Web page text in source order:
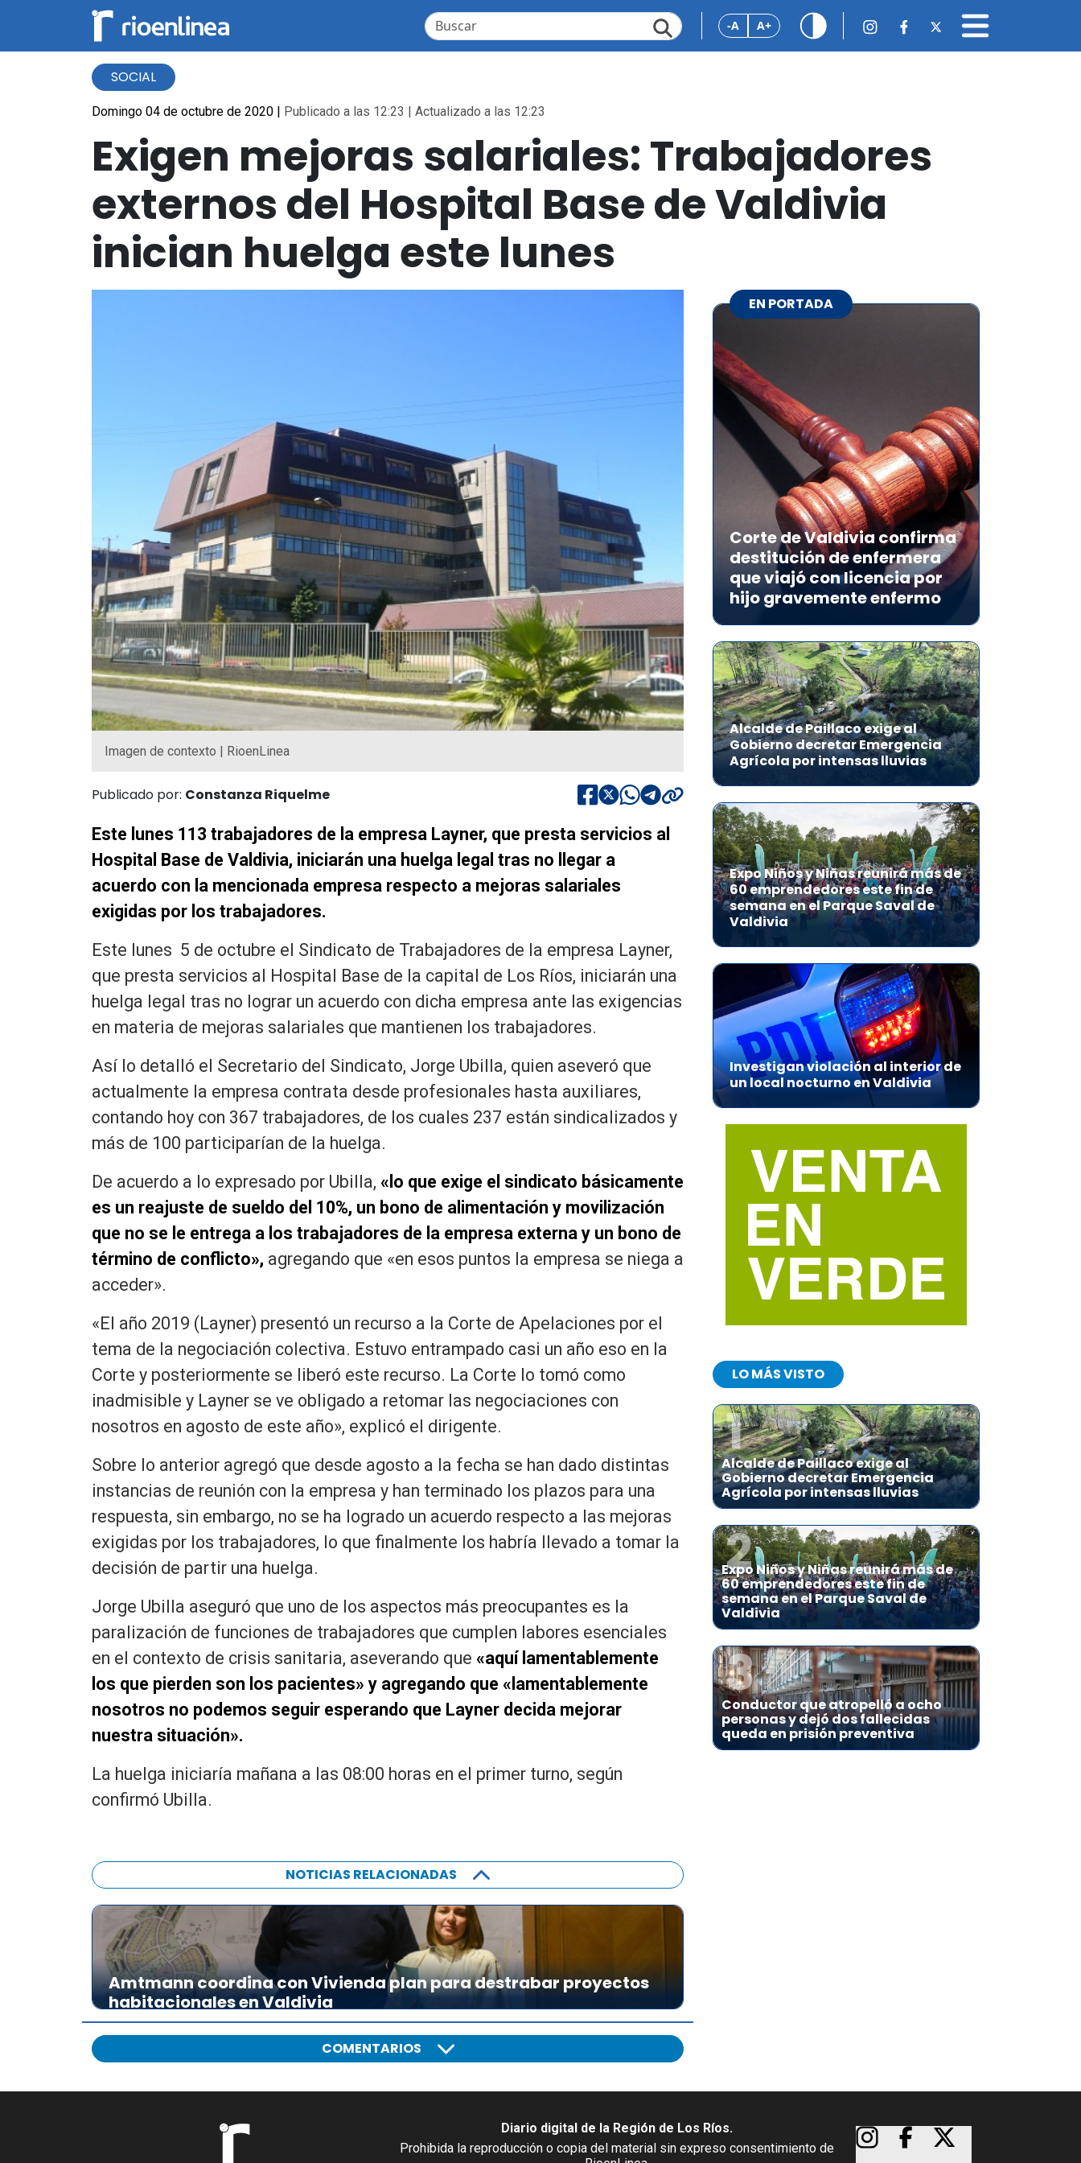
-A A+
SOCIAL
Domingo 04 de octubre de 2020 | Publicado a las 12:23 | Actualizado a las 12:23
Exigen mejoras salariales: Trabajadores
externos del Hospital Base de Valdivia
inician huelga este lunes
Imagen de contexto | RioenLinea
Publicado por: Constanza Riquelme
Este lunes 113 trabajadores de la empresa Layner, que presta servicios al
Hospital Base de Valdivia, iniciarán una huelga legal tras no llegar a
acuerdo con la mencionada empresa respecto a mejoras salariales
exigidas por los trabajadores.
Este lunes 5 de octubre el Sindicato de Trabajadores de la empresa Layner,
que presta servicios al Hospital Base de la capital de Los Ríos, iniciarán una
huelga legal tras no lograr un acuerdo con dicha empresa ante las exigencias
en materia de mejoras salariales que mantienen los trabajadores.
Así lo detalló el Secretario del Sindicato, Jorge Ubilla, quien aseveró que
actualmente la empresa contrata desde profesionales hasta auxiliares,
contando hoy con 367 trabajadores, de los cuales 237 están sindicalizados y
más de 100 participarían de la huelga.
De acuerdo a lo expresado por Ubilla, «lo que exige el sindicato básicamente
es un reajuste de sueldo del 10%, un bono de alimentación y movilización
que no se le entrega a los trabajadores de la empresa externa y un bono de
término de conflicto», agregando que «en esos puntos la empresa se niega a
acceder».
«El año 2019 (Layner) presentó un recurso a la Corte de Apelaciones por el
tema de la negociación colectiva. Estuvo entrampado casi un año eso en la
Corte y posteriormente se liberó este recurso. La Corte lo tomó como
inadmisible y Layner se ve obligado a retomar las negociaciones con
nosotros en agosto de este año», explicó el dirigente.
Sobre lo anterior agregó que desde agosto a la fecha se han dado distintas
instancias de reunión con la empresa y han terminado los plazos para una
respuesta, sin embargo, no se ha logrado un acuerdo respecto a las mejoras
exigidas por los trabajadores, lo que finalmente los habría llevado a tomar la
decisión de partir una huelga.
Jorge Ubilla aseguró que uno de los aspectos más preocupantes es la
paralización de funciones de trabajadores que cumplen labores esenciales
en el contexto de crisis sanitaria, aseverando que «aquí lamentablemente
los que pierden son los pacientes» y agregando que «lamentablemente
nosotros no podemos seguir esperando que Layner decida mejorar
nuestra situación».
La huelga iniciaría mañana a las 08:00 horas en el primer turno, según
confirmó Ubilla.
NOTICIAS RELACIONADAS
Amtmann coordina con Vivienda plan para destrabar proyectos
habitacionales en Valdivia
COMENTARIOS
EN PORTADA
Corte de Valdivia confirma
destitución de enfermera
que viajó con licencia por
hijo gravemente enfermo
Alcalde de Paillaco exige al
Gobierno decretar Emergencia
Agrícola por intensas lluvias
Expo Niños y Niñas reunirá más de
60 emprendedores este fin de
semana en el Parque Saval de
Valdivia
Investigan violación al interior de
un local nocturno en Valdivia
LO MÁS VISTO
1
Alcalde de Paillaco exige al
Gobierno decretar Emergencia
Agrícola por intensas lluvias
2
Expo Niños y Niñas reunirá más de
60 emprendedores este fin de
semana en el Parque Saval de
Valdivia
3
Conductor que atropelló a ocho
personas y dejó dos fallecidas
queda en prisión preventiva
Diario digital de la Región de Los Ríos.
Prohibida la reproducción o copia del material sin expreso consentimiento de